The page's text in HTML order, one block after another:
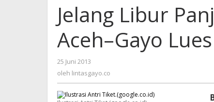
Angkutan
Banda
Aceh–
Gayo
Jelang Libur
Aceh–Gayo
25 Juni 2013
lintasgayo.co
oleh lintasgayo.co